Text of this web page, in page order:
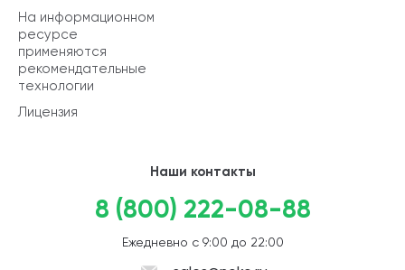
На информационном
ресурсе
применяются
рекомендательные
технологии
Лицензия
Наши контакты
8 (800) 222-08-88
Ежедневно с 9:00 до 22:00